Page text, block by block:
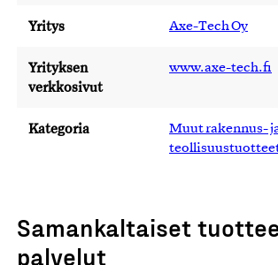
Yritys Axe-Tech Oy
Yrityksen
verkkosivut
www.axe-tech.fi
Kategoria
Muut rakennus-
Samankaltaiset
palvelut